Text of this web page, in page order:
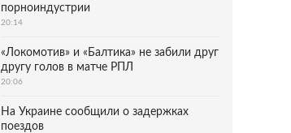
порноиндустрии
20:14
«Локомотив» и «Балтика» не забили друг
другу голов в матче РПЛ
20:06
На Украине сообщили о задержках
поездов